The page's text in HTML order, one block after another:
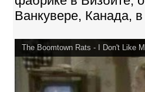
Ванкувере, Канада,
The Boomtown Rats - I Don't Like